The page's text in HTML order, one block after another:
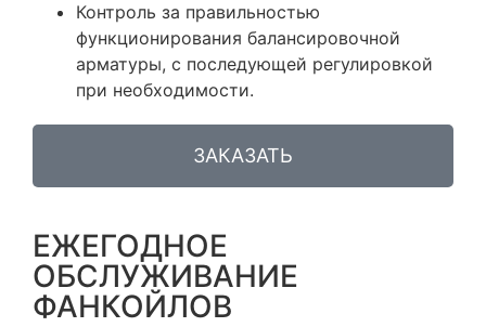
Контроль за правильностью
функционирования балансировочной
арматуры, с последующей регулировкой
при необходимости.
ЗАКАЗАТЬ
ЕЖЕГОДНОЕ
ОБСЛУЖИВАНИЕ
ФАНКОЙЛОВ